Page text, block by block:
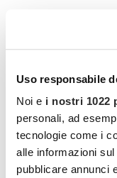
Uso responsabile
Noi e i nostri 1022
personali, ad
tecnologie come i
alle informazioni
pubblicare annunci
LUOGO
Montalcino